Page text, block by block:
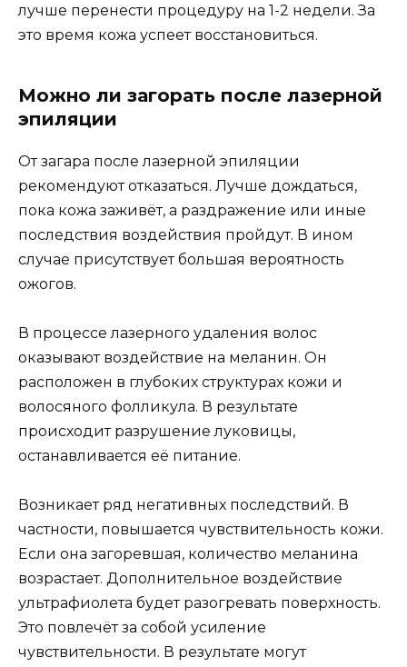
лучше перенести процедуру на 1-2 недели. За
это время кожа успеет восстановиться.
Можно ли загорать после лазерной
эпиляции
От загара после лазерной эпиляции
рекомендуют отказаться. Лучше дождаться,
пока кожа заживёт, а раздражение или иные
последствия воздействия пройдут. В ином
случае присутствует большая вероятность
ожогов.
В процессе лазерного удаления волос
оказывают воздействие на меланин. Он
расположен в глубоких структурах кожи и
волосяного фолликула. В результате
происходит разрушение луковицы,
останавливается её питание.
Возникает ряд негативных последствий. В
частности, повышается чувствительность кожи.
Если она загоревшая, количество меланина
возрастает. Дополнительное воздействие
ультрафиолета будет разогревать поверхность.
Это повлечёт за собой усиление
чувствительности. В результате могут